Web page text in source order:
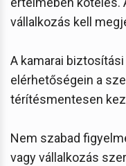
vállalkozás kell
A kamarai
elérhetőségein a
térítésmentesen
Nem szabad
vagy vállalkozás